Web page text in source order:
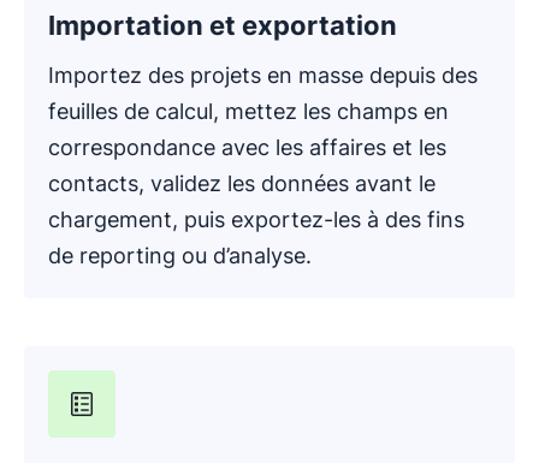
Importation et exportation
Importez des projets en masse depuis des
feuilles de calcul, mettez les champs en
correspondance avec les affaires et les
contacts, validez les données avant le
chargement, puis exportez-les à des fins
de reporting ou d’analyse.